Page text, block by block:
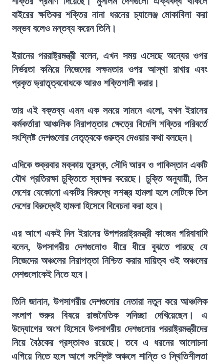
বাইরের ক্ষতিকর শক্তির নানা ধরনের চ্যালেঞ্জ মোকাবিলা করা
সম্ভব বলেও মন্তব্য করেন তিনি।
ইরানের পররাষ্ট্রমন্ত্রী বলেন, এখন সময় এসেছে অন্যের ওপর
নির্ভরতা কমিয়ে নিজেদের সক্ষমতার ওপর আস্থা রাখার এবং
প্রকৃত ভ্রাতৃত্ববোধকে আরও শক্তিশালী করার।
তার এই বক্তব্য এমন এক সময়ে সামনে এলো, যখন ইরানের
কর্মকর্তারা আঞ্চলিক নিরাপত্তার ক্ষেত্রে বিদেশি শক্তির পরিবর্তে
সংশ্লিষ্ট দেশগুলোর নেতৃত্বকে গুরুত্ব দেওয়ার কথা বলছেন।
এদিকে শুক্রবার মক্কায় তুরস্ক, সৌদি আরব ও পাকিস্তান একটি
যৌথ প্রতিরক্ষা চুক্তিতে স্বাক্ষর করেছে। চুক্তি অনুযায়ী, তিন
দেশের যেকোনো একটির বিরুদ্ধে সশস্ত্র হামলা হলে সেটিকে তিন
দেশের বিরুদ্ধেই হামলা হিসেবে বিবেচনা করা হবে।
এর আগে একই দিন ইরানের উপপররাষ্ট্রমন্ত্রী কাজেম গরিবাবাদি
বলেন, উপসাগরীয় দেশগুলোও ধীরে ধীরে বুঝতে পারছে যে
নিজেদের অঞ্চলের নিরাপত্তা নিশ্চিত করার দায়িত্ব ওই অঞ্চলের
দেশগুলোকেই নিতে হবে।
তিনি জানান, উপসাগরীয় দেশগুলোর নেতারা নতুন করে আঞ্চলিক
সংলাপ শুরুর বিষয়ে রাজনৈতিক সদিচ্ছা দেখিয়েছেন। এ
উদ্যোগের অংশ হিসেবে উপসাগরীয় দেশগুলোর পররাষ্ট্রমন্ত্রীদের
নিয়ে বৈঠকের প্রস্তাবও রয়েছে। তবে এ ধরনের আলোচনা
এগিয়ে নিতে হলে আগে সংশ্লিষ্ট অঞ্চলে শান্তি ও স্থিতিশীলতা